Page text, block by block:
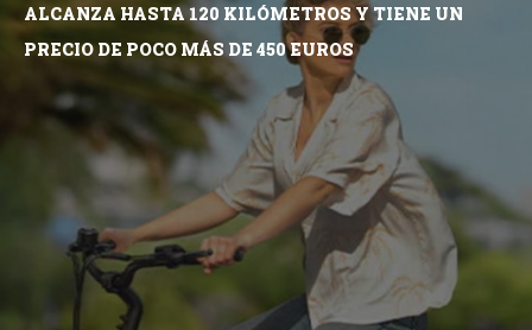
ALCANZA HASTA 120 KILÓMETROS Y TIENE UN
PRECIO DE POCO MÁS DE 450 EUROS